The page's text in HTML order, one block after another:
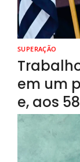
SUPERAÇÃO
em um
e, aos